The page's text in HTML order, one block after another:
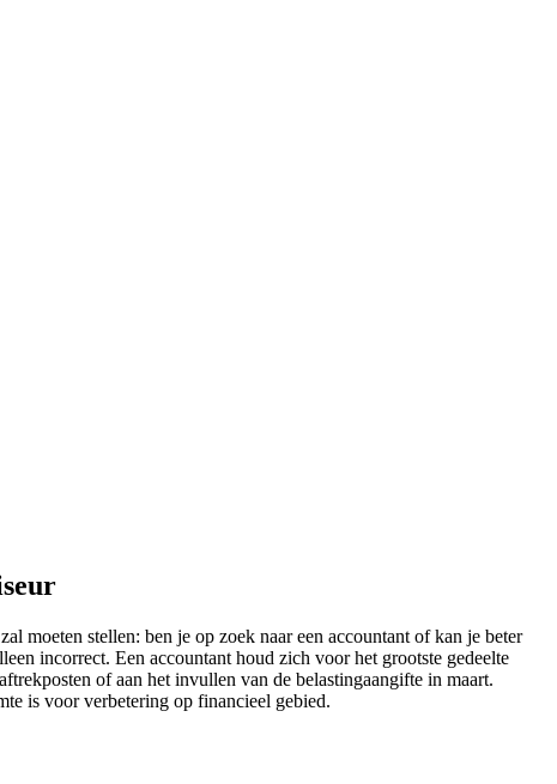
moeten stellen: ben je op zoek naar een accountant of kan je beter
incorrect. Een accountant houd zich voor het grootste gedeelte
of aan het invullen van de belastingaangifte in maart.
is voor verbetering op financieel gebied.